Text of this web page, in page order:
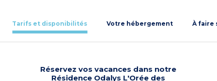
Tarifs et disponibilités Votre hébergement À faire
Réservez vos vacances dans notre
Résidence Odalys L'Orée des